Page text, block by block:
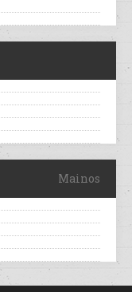
Mainos